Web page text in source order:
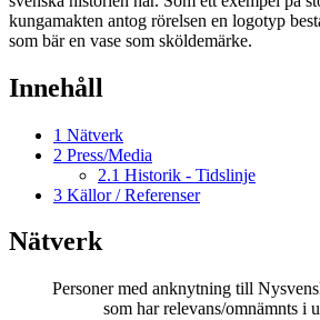
kungamakten antog rörelsen en logotyp
som bär en vase som sköldemärke.
Innehåll
1 Nätverk
2 Press/Media
2.1 Historik - Tidslinje
3 Källor / Referenser
Nätverk
Personer med anknytning till
som har relevans/omnämnts i